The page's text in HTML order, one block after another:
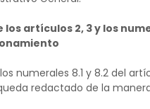
artículos 2, 3 y los
numerales 8.1 y 8.2 del
redactado de la